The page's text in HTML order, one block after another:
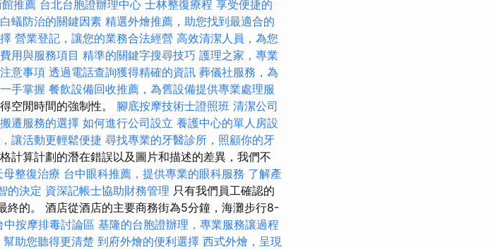
推薦 台北台胞證辦理中心 士林整復療程 享受便捷的
蟻防治的關鍵因素 精選外燴推薦，助您找到最適合的
營業登記，讓您的業務合法經營 高效清潔人員，為您
用與服務項目 精準的關鍵字搜尋技巧 護理之家，專業
意事項 透過電話查詢獲得精確的資訊 葬儀社服務，為
手掌握 餐飲設備回收推薦，為舊設備提供專業處理服
空閒時間的強制性。 腳底按摩技術士證照班 清潔公司
遷服務的選擇 如何進行公司設立 養護中心的單人房設
讓活動更輕鬆便捷 尋找專業的牙醫診所，照顧你的牙
計算計劃的潛在錯誤以及圖片和描述的差異，我們不
母整復治療 台中眼科推薦，提供專業的眼科服務 了解產
的決定 資深記帳士協助財務管理 只有我們員工確認的
終的。 酒店從酒店的主要商務街為5分鐘，海灘步行8-
中按摩排毒討論區 基隆的台胞證辦理，專業服務讓過程
助您聽得更清楚 到府外燴的便利選擇 西式外燴，呈現